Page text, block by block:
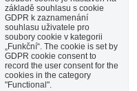
základě souhlasu s cookie
GDPR k zaznamenání
souhlasu uživatele pro
soubory cookie v kategorii
„Funkční“. The cookie is set by
GDPR cookie consent to
record the user consent for the
cookies in the category
"Functional".